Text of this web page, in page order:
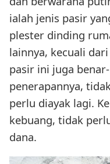
ialah jenis pasir
plester dinding
lainnya, kecuali
pasir ini juga
penerapannya,
perlu diayak lagi.
kebuang, tidak
dana.